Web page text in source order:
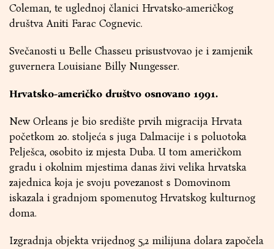
Coleman, te uglednoj članici Hrvatsko-američkog
društva Aniti Farac Cognevic.
Svečanosti u Belle Chasseu prisustvovao je i zamjenik
guvernera Louisiane Billy Nungesser.
Hrvatsko-američko društvo osnovano 1991.
New Orleans je bio središte prvih migracija Hrvata
početkom 20. stoljeća s juga Dalmacije i s poluotoka
Pelješca, osobito iz mjesta Duba. U tom američkom
gradu i okolnim mjestima danas živi velika hrvatska
zajednica koja je svoju povezanost s Domovinom
iskazala i gradnjom spomenutog Hrvatskog kulturnog
doma.
Izgradnja objekta vrijednog 5,2 milijuna dolara započela